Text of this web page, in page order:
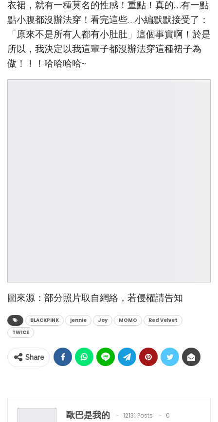
衣裙，就有一種莫名的性感！重點！真的…有一點
點小腹都沒辦法穿！看完這些…小編默默接受了：
「原來不是所有人都有小肚肚」這個事實啊！於是
所以，我決定以我這輩子都沒辦法穿這種裙子為
傲！！！哈哈哈哈~
圖來源：部分照片取自網絡，若侵權請告知
BLACKPINK jennie Joy MOMO
Red Velvet
TWICE
Share
歐巴是我的 12131 Posts
0